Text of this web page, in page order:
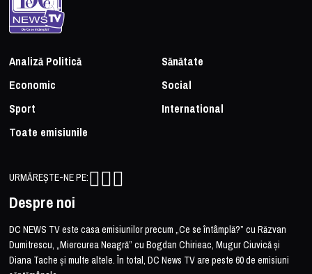
Analiză Politică
Sănătate
Economic
Social
Sport
International
Toate emisiunile
URMĂREȘTE-NE PE:
Despre noi
DC NEWS TV este casa emisiunilor precum „Ce se întâmplă?” cu Răzvan
Dumitrescu, „Miercurea Neagră” cu Bogdan Chirieac, Mugur Ciuvică și
Diana Tache și multe altele. În total, DC News TV are peste 60 de emisiuni